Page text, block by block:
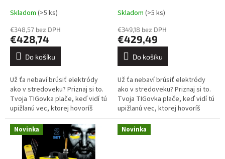
Skladom (>5 ks)
€348,57 bez DPH
€428,74
Do košíku
Už ťa nebaví brúsiť elektródy
ako v stredoveku? Priznaj si to.
Tvoja TIGovka plače, keď vidí tú
upižlanú vec, ktorej hovoríš
„nabrúsená elektróda“. Oblúk ti
tancuje po plechu...
Skladom (>5 ks)
€349,18 bez DPH
€429,49
Do košíku
Už ťa nebaví brúsiť elektródy
ako v stredoveku? Priznaj si to.
Tvoja TIGovka plače, keď vidí tú
upižlanú vec, ktorej hovoríš
„nabrúsená elektróda“. Oblúk ti
tancuje po plechu...
Novinka Novinka